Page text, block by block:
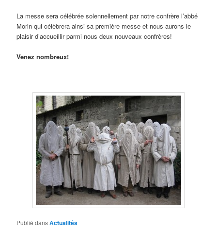
La messe sera célébrée solennellement par notre confrère l’abbé
Morin qui célèbrera ainsi sa première messe et nous aurons le
plaisir d’accueillir parmi nous deux nouveaux confrères!
Venez nombreux!
Publié dansActualités